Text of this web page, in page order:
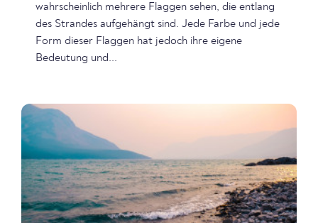
wahrscheinlich mehrere Flaggen sehen, die entlang
des Strandes aufgehängt sind. Jede Farbe und jede
Form dieser Flaggen hat jedoch ihre eigene
Bedeutung und...